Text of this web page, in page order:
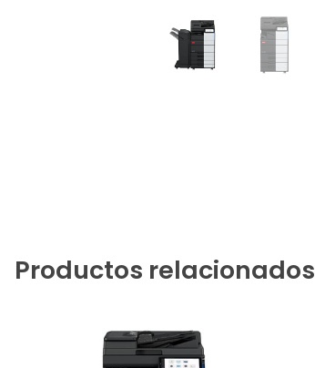
Productos relacionados